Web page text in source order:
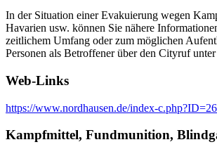
In der Situation einer Evakuierung wegen
Havarien usw. können Sie nähere
zeitlichem Umfang oder zum möglichen
Personen als Betroffener über den Cityruf
Web-Links
https://www.nordhausen.de/index-
Kampfmittel, Fundmunition,